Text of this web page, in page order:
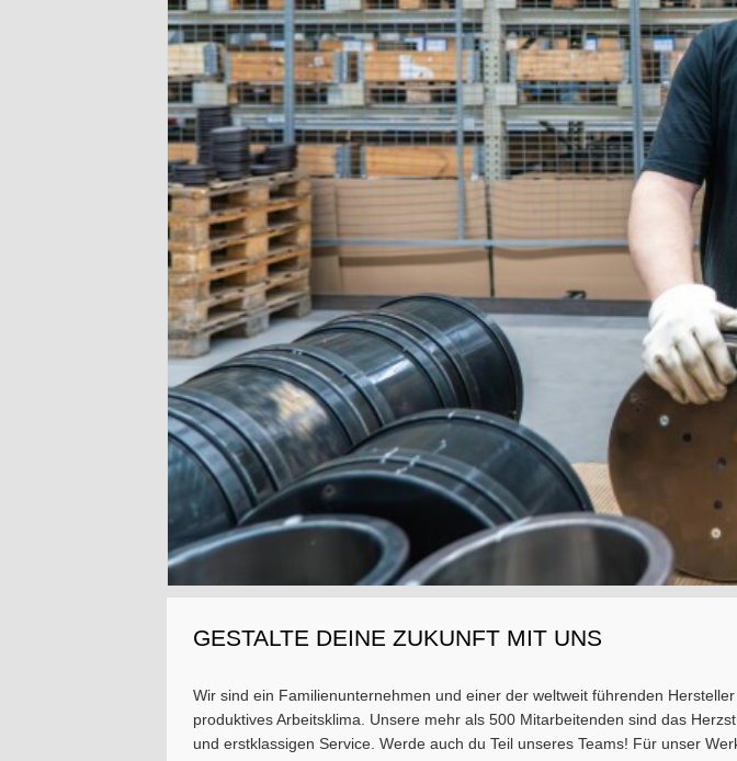
GESTALTE DEINE ZUKUNFT MIT UNS
Wir sind ein Familienunternehmen und einer der weltweit führenden
produktives Arbeitsklima. Unsere mehr als 500 Mitarbeitenden sind das
und erstklassigen Service. Werde auch du Teil unseres Teams! Für unser